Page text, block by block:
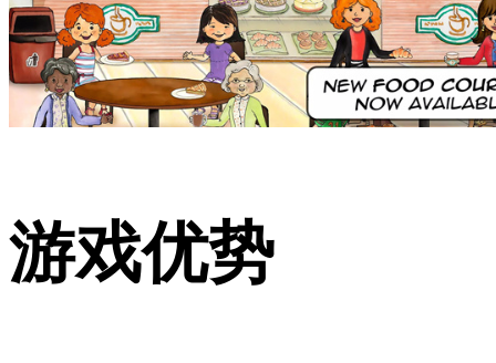
游戏优势